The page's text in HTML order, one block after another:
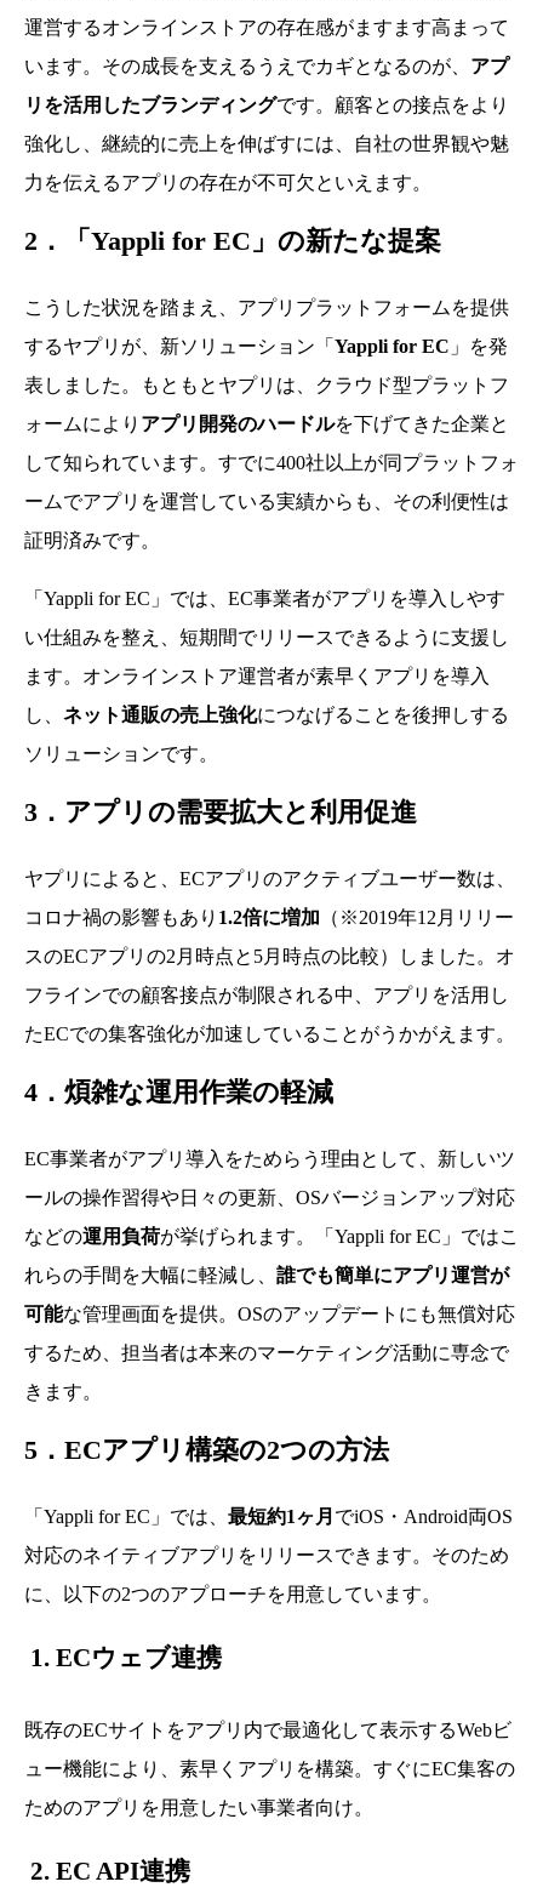
運営するオンラインストアの存在感がますます高まって
います。その成長を支えるうえでカギとなるのが、 アプ
リを活用したブランディングです。顧客との接点をより
強化し、継続的に売上を伸ばすには、自社の世界観や魅
力を伝えるアプリの存在が不可欠といえます。
2．「Yappli for EC」の新たな提案
こうした状況を踏まえ、アプリプラットフォームを提供
するヤプリが、新ソリューション「 Yappli for EC 」を発
表しました。もともとヤプリは、クラウド型プラットフ
ォームにより アプリ開発のハードルを下げてきた企業と
して知られています。すでに400社以上が同プラットフォ
ームでアプリを運営している実績からも、その利便性は
証明済みです。
「Yappli for EC」では、EC事業者がアプリを導入しやす
い仕組みを整え、短期間でリリースできるように支援し
ます。オンラインストア運営者が素早くアプリを導入
し、 ネット通販の売上強化につなげることを後押しする
ソリューションです。
3．アプリの需要拡大と利用促進
ヤプリによると、ECアプリのアクティブユーザー数は、
コロナ禍の影響もあり 1.2倍に増加 （※2019年12月リリー
スのECアプリの2月時点と5月時点の比較）しました。オ
フラインでの顧客接点が制限される中、アプリを活用し
たECでの集客強化が加速していることがうかがえます。
4．煩雑な運用作業の軽減
EC事業者がアプリ導入をためらう理由として、新しいツ
ールの操作習得や日々の更新、OSバージョンアップ対応
などの運用負荷が挙げられます。「Yappli for EC」ではこ
れらの手間を大幅に軽減し、 誰でも簡単にアプリ運営が
可能な管理画面を提供。OSのアップデートにも無償対応
するため、担当者は本来のマーケティング活動に専念で
きます。
5．ECアプリ構築の2つの方法
「Yappli for EC」では、 最短約1ヶ月 でiOS・Android両OS
対応のネイティブアプリをリリースできます。そのため
に、以下の2つのアプローチを用意しています。
1. ECウェブ連携
既存のECサイトをアプリ内で最適化して表示するWebビ
ュー機能により、素早くアプリを構築。すぐにEC集客の
ためのアプリを用意したい事業者向け。
2. EC API連携